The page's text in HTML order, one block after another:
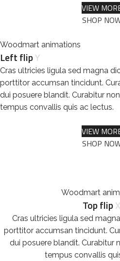
VIEW
SHOP
Woodmart animations
Left flipY
Cras ultricies ligula sed magna
porttitor accumsan tincidunt.
dui posuere blandit. Curabitur
tempus convallis quis ac lectus.
VIEW
SHOP
Woodmart
Top flipX
Cras ultricies ligula sed
porttitor accumsan tincidunt.
dui posuere blandit. Curabitur
tempus convallis